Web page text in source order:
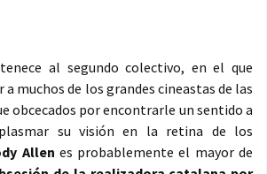
al segundo colectivo, en el que
muchos de los grandes cineastas de las
obcecados por encontrarle un sentido a
su visión en la retina de los
Allen es probablemente el mayor de